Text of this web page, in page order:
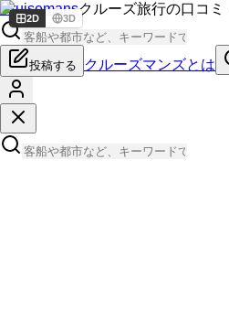
Cruisemansクルーズ旅行の口コミ
投稿する クルーズマンズとは
2D 3D